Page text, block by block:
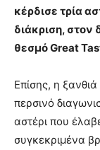
κέρδισε τρία
διάκριση,
θεσμό Great
Επίσης, η
περσινό
αστέρι που
συγκεκριμένα